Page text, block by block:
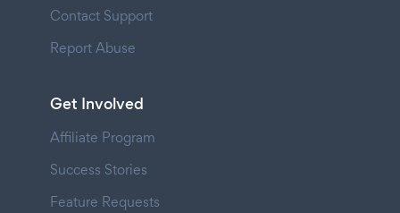
Contact Support
Report Abuse
Get Involved
Affiliate Program
Success Stories
Feature Requests